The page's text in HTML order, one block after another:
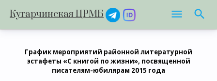
Кугарчинская ЦРМБ
График мероприятий районной литературной
эстафеты «С книгой по жизни», посвященной
писателям-юбилярам 2015 года